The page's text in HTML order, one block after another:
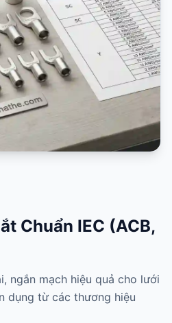
Chuẩn IEC (ACB,
ngắn mạch hiệu quả cho lưới
dụng từ các thương hiệu